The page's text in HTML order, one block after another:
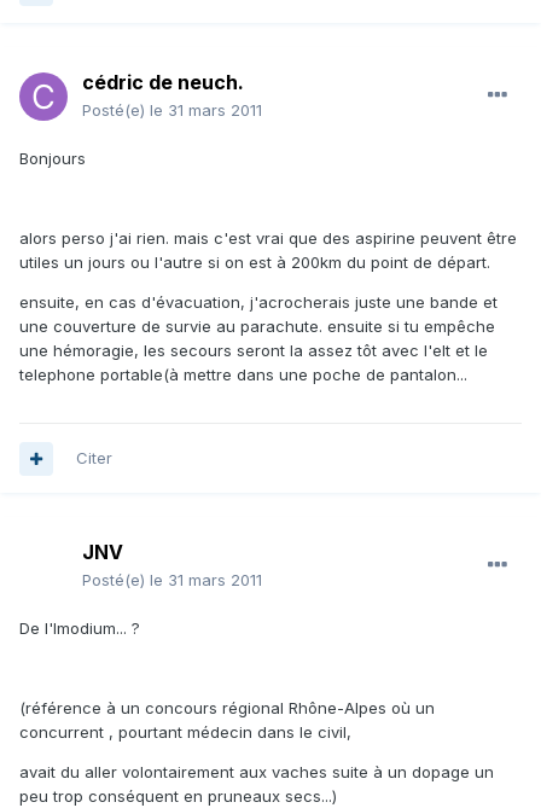
cédric de neuch.
Posté(e) le 31 mars 2011
Bonjours
alors perso j'ai rien. mais c'est vrai que des aspirine peuvent être
utiles un jours ou l'autre si on est à 200km du point de départ.
ensuite, en cas d'évacuation, j'acrocherais juste une bande et
une couverture de survie au parachute. ensuite si tu empêche
une hémoragie, les secours seront la assez tôt avec l'elt et le
telephone portable(à mettre dans une poche de pantalon...
Citer
JNV
Posté(e) le 31 mars 2011
De l'Imodium... ?
(référence à un concours régional Rhône-Alpes où un
concurrent , pourtant médecin dans le civil,
avait du aller volontairement aux vaches suite à un dopage un
peu trop conséquent en pruneaux secs...)